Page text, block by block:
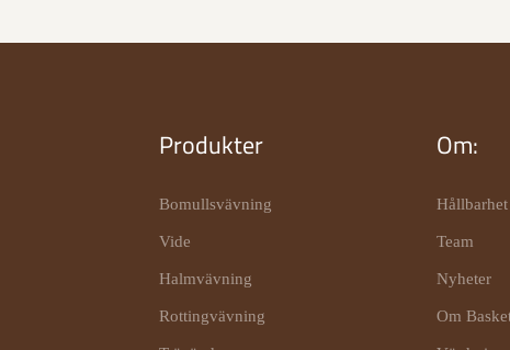
Produkter
Bomullsvävning
Vide
Halmvävning
Rottingvävning
Om:
Hållbarhet
Team
Nyheter
Om